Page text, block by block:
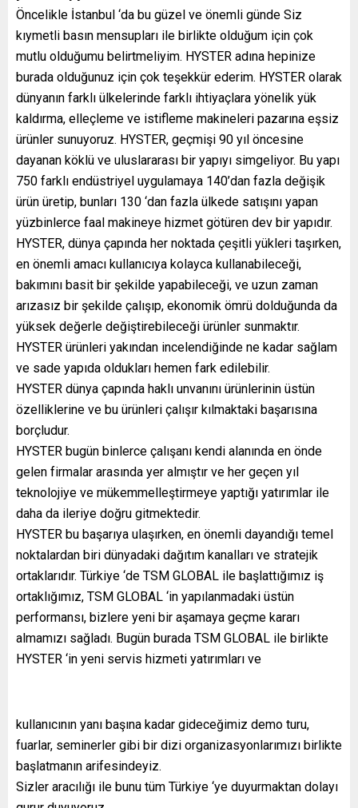
Öncelikle İstanbul ‘da bu güzel ve önemli günde Siz
kıymetli basın mensupları ile birlikte olduğum için çok
mutlu olduğumu belirtmeliyim. HYSTER adına hepinize
burada olduğunuz için çok teşekkür ederim. HYSTER olarak
dünyanın farklı ülkelerinde farklı ihtiyaçlara yönelik yük
kaldırma, elleçleme ve istifleme makineleri pazarına eşsiz
ürünler sunuyoruz. HYSTER, geçmişi 90 yıl öncesine
dayanan köklü ve uluslararası bir yapıyı simgeliyor. Bu yapı
750 farklı endüstriyel uygulamaya 140’dan fazla değişik
ürün üretip, bunları 130 ‘dan fazla ülkede satışını yapan
yüzbinlerce faal makineye hizmet götüren dev bir yapıdır.
HYSTER, dünya çapında her noktada çeşitli yükleri taşırken,
en önemli amacı kullanıcıya kolayca kullanabileceği,
bakımını basit bir şekilde yapabileceği, ve uzun zaman
arızasız bir şekilde çalışıp, ekonomik ömrü dolduğunda da
yüksek değerle değiştirebileceği ürünler sunmaktır.
HYSTER ürünleri yakından incelendiğinde ne kadar sağlam
ve sade yapıda oldukları hemen fark edilebilir.
HYSTER dünya çapında haklı unvanını ürünlerinin üstün
özelliklerine ve bu ürünleri çalışır kılmaktaki başarısına
borçludur.
HYSTER bugün binlerce çalışanı kendi alanında en önde
gelen firmalar arasında yer almıştır ve her geçen yıl
teknolojiye ve mükemmelleştirmeye yaptığı yatırımlar ile
daha da ileriye doğru gitmektedir.
HYSTER bu başarıya ulaşırken, en önemli dayandığı temel
noktalardan biri dünyadaki dağıtım kanalları ve stratejik
ortaklarıdır. Türkiye ‘de TSM GLOBAL ile başlattığımız iş
ortaklığımız, TSM GLOBAL ‘in yapılanmadaki üstün
performansı, bizlere yeni bir aşamaya geçme kararı
almamızı sağladı. Bugün burada TSM GLOBAL ile birlikte
HYSTER ‘in yeni servis hizmeti yatırımları ve
kullanıcının yanı başına kadar gideceğimiz demo turu,
fuarlar, seminerler gibi bir dizi organizasyonlarımızı birlikte
başlatmanın arifesindeyiz.
Sizler aracılığı ile bunu tüm Türkiye ‘ye duyurmaktan dolayı